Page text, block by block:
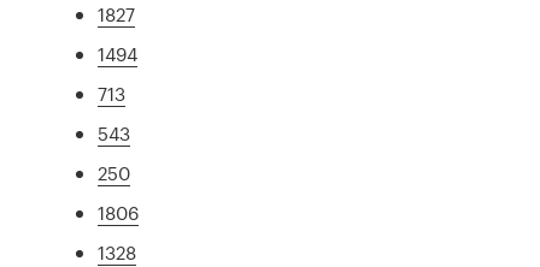
1827
1494
713
543
250
1806
1328